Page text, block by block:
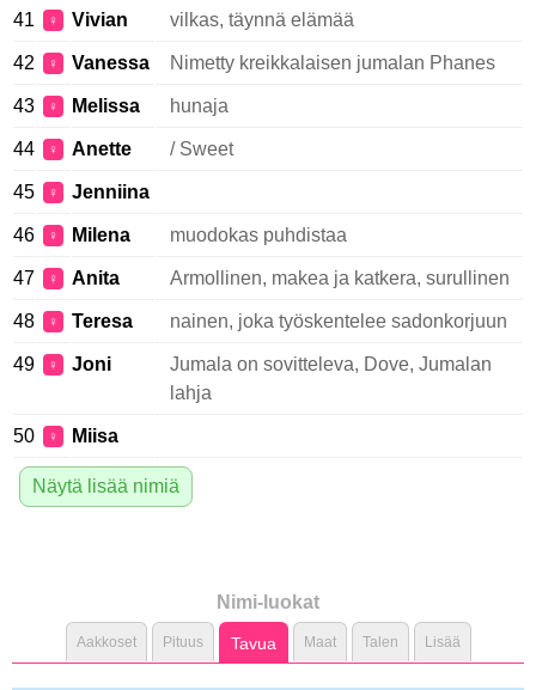
41 ♀ Vivian vilkas, täynnä elämää
42 ♀ Vanessa Nimetty kreikkalaisen jumalan Phanes
43 ♀ Melissa hunaja
44 ♀ Anette / Sweet
45 ♀ Jenniina
46 ♀ Milena muodokas puhdistaa
47 ♀ Anita Armollinen, makea ja katkera, surullinen
48 ♀ Teresa nainen, joka työskentelee sadonkorjuun
49 ♀ Joni
Jumala on sovitteleva, Dove, Jumalan
lahja
50 ♀ Miisa
Näytä lisää nimiä
Nimi-luokat
Aakkoset Pituus Tavua Maat Talen Lisää